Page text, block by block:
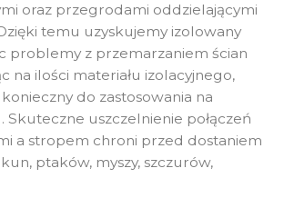
oraz przegrodami oddzielającymi
temu uzyskujemy izolowany
problemy z przemarzaniem ścian
na ilości materiału izolacyjnego,
do zastosowania na
Skuteczne uszczelnienie połączeń
a stropem chroni przed dostaniem
ptaków, myszy, szczurów,